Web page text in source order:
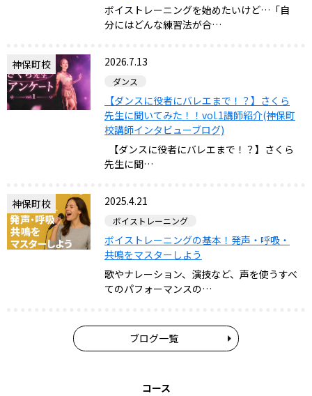
ボイストレーニングを始めたいけど…「自
分にはどんな練習法が合…
神保町校 2026.7.13
ダンス
【ダンスに役者にバレエまで！？】さくら
先生に聞いてみた！！vol.1講師紹介(神保町
校講師インタビューブログ)
【ダンスに役者にバレエまで！？】さくら
先生に聞…
神保町校 2025.4.21
ボイストレーニング
ボイストレーニングの基本！発声・呼吸・
共鳴をマスターしよう
歌やナレーション、演技など、声を使うすべ
てのパフォーマンスの…
ブログ一覧
コース